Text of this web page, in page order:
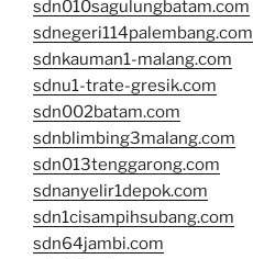
sdn010sagulungbatam.com
sdnegeri114palembang.com
sdnkauman1-malang.com
sdnu1-trate-gresik.com
sdn002batam.com
sdnblimbing3malang.com
sdn013tenggarong.com
sdnanyelir1depok.com
sdn1cisampihsubang.com
sdn64jambi.com